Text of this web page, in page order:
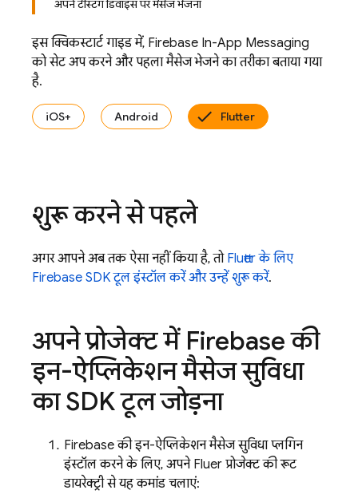
अपने टेस्टिंग डिवाइस पर मैसेज भेजना
इस क्विकस्टार्ट गाइड में, Firebase In-App Messaging
को सेट अप करने और पहला मैसेज भेजने का तरीका बताया गया
है.
iOS+ Android Flutter
शुरू करने से पहले
अगर आपने अब तक ऐसा नहीं किया है, तो Flutter के लिए
Firebase SDK टूल इंस्टॉल करें और उन्हें शुरू करें.
अपने प्रोजेक्ट में Firebase की
इन-ऐप्लिकेशन मैसेज सुविधा
का SDK टूल जोड़ना
Firebase की इन-ऐप्लिकेशन मैसेज सुविधा प्लगिन
इंस्टॉल करने के लिए, अपने Flutter प्रोजेक्ट की रूट
डायरेक्ट्री से यह कमांड चलाएं: